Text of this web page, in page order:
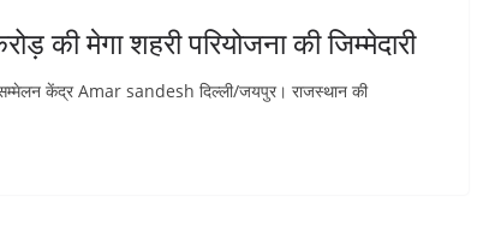
की मेगा शहरी परियोजना की जिम्मेदारी
केंद्र Amar sandesh दिल्ली/जयपुर। राजस्थान की